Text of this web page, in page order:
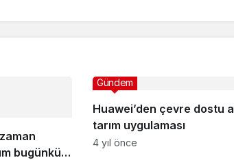
bugünkü
Huawei’den çevre dostu
tarım uygulaması
Gündem
4 yıl önce